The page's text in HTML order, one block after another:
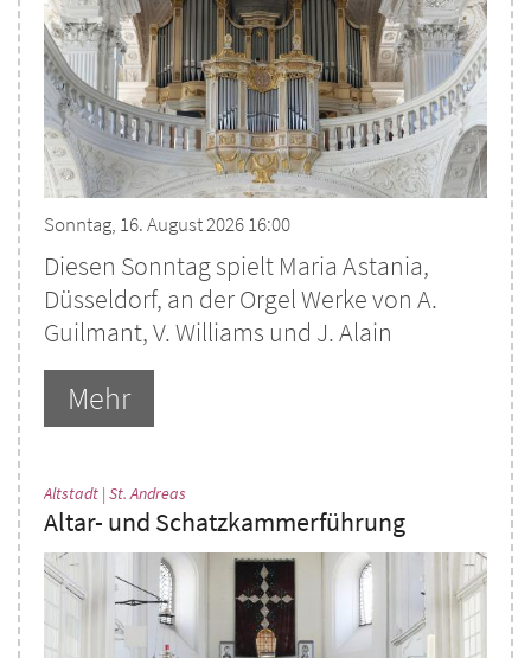
Sonntag, 16. August 2026 16:00
Diesen Sonntag spielt Maria Astania,
Düsseldorf, an der Orgel Werke von A.
Guilmant, V. Williams und J. Alain
Mehr
Altstadt | St. Andreas
Altar- und Schatzkammerführung